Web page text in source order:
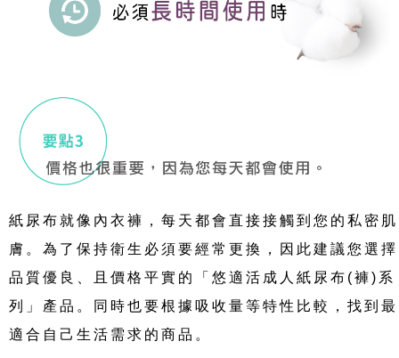
紙尿布就像內衣褲，每天都會直接接觸到您的私密肌
膚。為了保持衛生必須要經常更換，因此建議您選擇
品質優良、且價格平實的「悠適活成人紙尿布(褲)系
列」產品。同時也要根據吸收量等特性比較
，找到最
適合自己生活需求的商品。